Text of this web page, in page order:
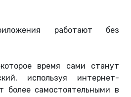
работают без
время сами станут
используя интернет-
более самостоятельными в